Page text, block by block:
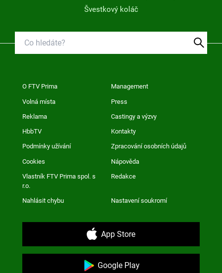
Švestkový koláč
O FTV Prima Management
Volná místa Press
Reklama Castingy a výzvy
HbbTV Kontakty
Podmínky užívání Zpracování osobních údajů
Cookies Nápověda
Vlastník FTV Prima spol. s
r.o.
Redakce
Nahlásit chybu Nastavení soukromí
App Store
Google Play